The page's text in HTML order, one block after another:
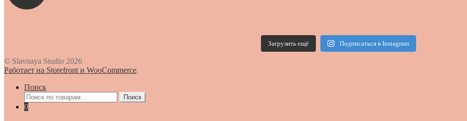
Загрузить ещё Подписаться в Instagram
© Slavnaya Studio 2026
Работает на Storefront и WooCommerce.
Поиск
Искать:
Поиск
0